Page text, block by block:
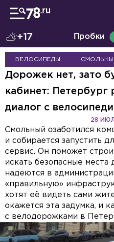
+17 Пробки
ВЕЛОСИПЕДЫ
Дорожек нет, зато
кабинет: Петербург
диалог с
28
Смольный озаботился
и собирается запустить
сервис. Он поможет
искать безопасные места
надеются в
«правильную»
хотят её видеть сами
окажется эта задумка, и
с велодорожками в